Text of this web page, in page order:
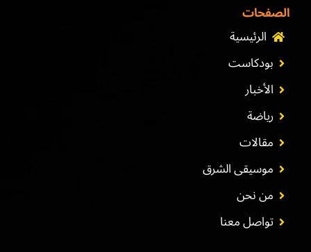
الصفحات
الرئيسية
بودكاست
الأخبار
رياضة
مقالات
موسيقى الشرق
من نحن
تواصل معنا